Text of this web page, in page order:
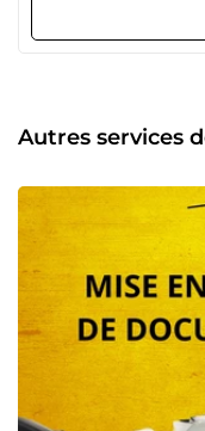
Marky Group, une
spécialisés dans les
recentrer sur leur
tant qu'assistant
avec précision et
de l’heure 💶, notre
professionnelle.
collaborer avec des
figures du e-
composée
meilleures pratiques
d’exigence. Chaque
sélectionné pour sa
maîtrise des outils
répondre
Autres services